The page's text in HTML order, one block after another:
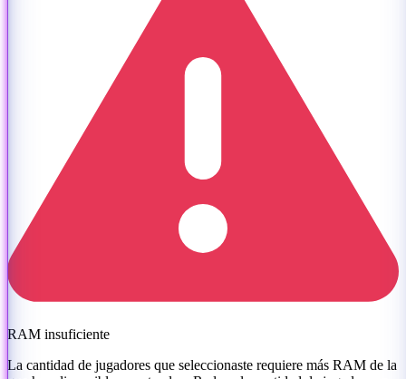
RAM insuficiente
La cantidad de jugadores que seleccionaste requiere más RAM de la